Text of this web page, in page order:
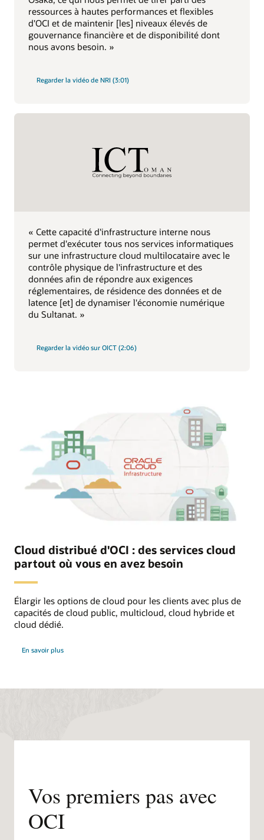
ressources à hautes performances et flexibles
d'OCI et de maintenir [les] niveaux élevés de
gouvernance financière et de disponibilité dont
nous avons besoin. »
Regarder la vidéo de NRI (3:01)
« Cette capacité d'infrastructure interne nous
permet d'exécuter tous nos services informatiques
sur une infrastructure cloud multilocataire avec le
contrôle physique de l'infrastructure et des
données afin de répondre aux exigences
réglementaires, de résidence des données et de
latence [et] de dynamiser l'économie numérique
du Sultanat. »
Regarder la vidéo sur OICT (2:06)
Cloud distribué d'OCI : des services cloud
partout où vous en avez besoin
Élargir les options de cloud pour les clients avec plus de
capacités de cloud public, multicloud, cloud hybride et
cloud dédié.
En savoir plus
Vos premiers pas avec
OCI